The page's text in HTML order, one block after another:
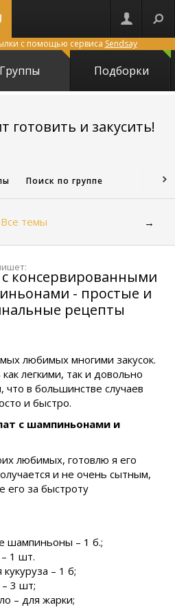
с помощью сервиса Sendsay
Группы Подборки
готовить и закусить!
Поиск по группе
Все темы →
с консервированными
- простые и
рецепты
любимых многими закусок.
легкими, так и довольно
в большинстве случаев
и быстро.
с шампиньонами и
любимых, готовлю я его
и не очень сытным,
его за быстроту
шампиньоны – 1 б.;
1 шт.
– 1 б;
– 3 шт;
– для жарки;